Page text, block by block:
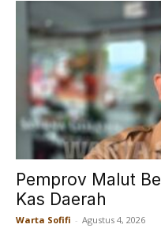
Pemprov Malut
Kas Daerah
Warta Sofifi - Agustus 4, 2026